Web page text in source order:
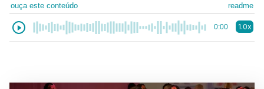
ouça este conteúdo readme
0:00 1.0x